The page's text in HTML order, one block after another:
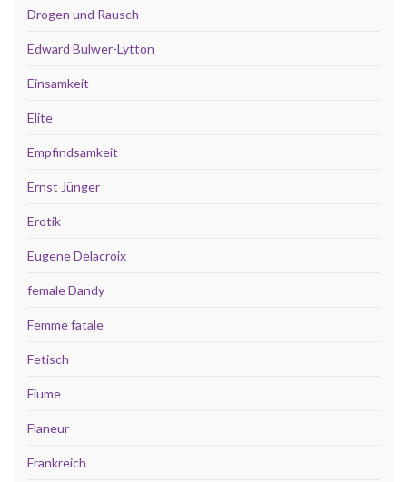
Drogen und Rausch
Edward Bulwer-Lytton
Einsamkeit
Elite
Empfindsamkeit
Ernst Jünger
Erotik
Eugene Delacroix
female Dandy
Femme fatale
Fetisch
Fiume
Flaneur
Frankreich